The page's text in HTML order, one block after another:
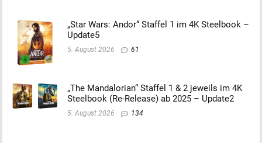
„Star Wars: Andor“ Staffel 1 im 4K Steelbook –
Update5
5. August 2026 61
„The Mandalorian“ Staffel 1 & 2 jeweils im 4K
Steelbook (Re-Release) ab 2025 – Update2
5. August 2026 134